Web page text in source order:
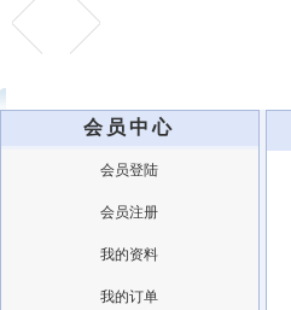
会员中心
会员登陆
会员注册
我的资料
我的订单